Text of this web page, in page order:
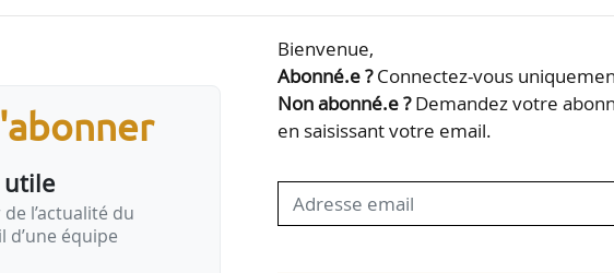
un propriétaire pour changement d’usage
utile
l’actualité du
d’une équipe
Bienvenue,
Abonné.e ?Connectez-vous
Non abonné.e ?Demandez votre
en saisissant votre email.